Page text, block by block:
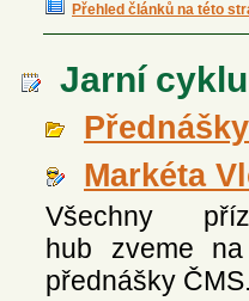
Přehled článků na této
Jarní
Přednášky
Markéta
Všechny
hub zveme
přednášky